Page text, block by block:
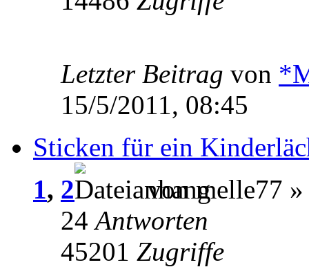
Letzter Beitrag von
15/5/2011, 08:45
Sticken für ein
1, 2
von melle77 »
24Antworten
45201 Zugriffe